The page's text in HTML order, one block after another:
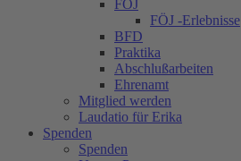
FÖJ
FÖJ -Erlebnisse
BFD
Praktika
Abschlußarbeiten
Ehrenamt
Mitglied werden
Laudatio für Erika
Spenden
Spenden